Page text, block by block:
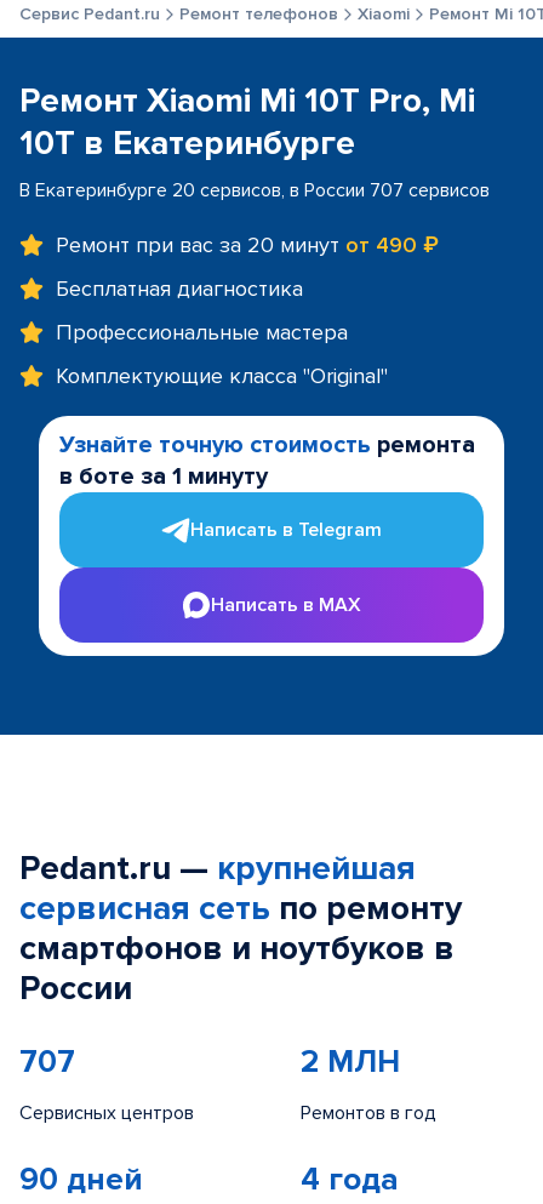
Сервис Pedant.ru Ремонт телефонов Xiaomi Ремонт Mi
Ремонт Xiaomi Mi 10T Pro, Mi
10T в Екатеринбурге
В Екатеринбурге 20 сервисов, в России 707 сервисов
Ремонт при вас за 20 минут от 490 ₽
Бесплатная диагностика
Профессиональные мастера
Комплектующие класса "Original"
Узнайте точную стоимость ремонта
в боте за 1 минуту
Написать в Telegram
Написать в MAX
Pedant.ru — крупнейшая
сервисная сеть по ремонту
смартфонов и ноутбуков в
России
707
Сервисных центров
2 МЛН
Ремонтов в год
90 дней 4 года